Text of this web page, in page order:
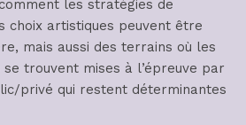
les stratégies de
choix artistiques peuvent être
mais aussi des terrains où les
trouvent mises à l’épreuve par
privé qui restent déterminantes